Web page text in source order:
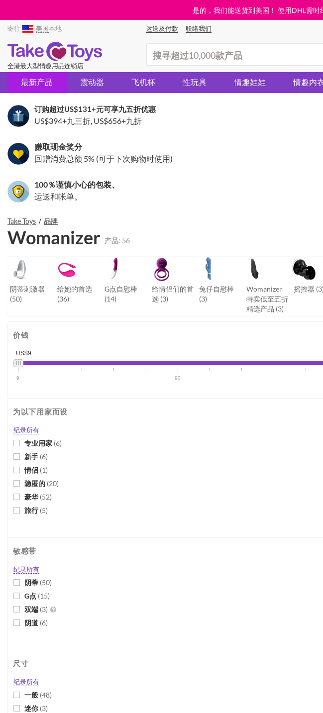
是的，我们能送货到美国！ 使用DHL需
寄往 美国本地 运送及付款 联络我们
全港最大型情趣用品连锁店
最新产品 震动器 飞机杯 性玩具 情趣娃娃 情趣内
订购超过US$131+元可享九五折优惠
US$394+九三折, US$656+九折
赚取现金奖分
回赠消费总额 5% (可于下次购物时使用)
100％谨慎小心的包装、
运送和帐单。
Take Toys 品牌
Womanizer 产品: 56
阴蒂刺激器
(50)
给她的首选
(36)
G点自慰棒
(14)
给情侣们的首
选 (3)
兔仔自慰棒
(3)
Womanizer
特卖低至五折
精选产品 (3)
摇控器
价钱
US$9
9 90
为以下用家而设
纪录所有
专业用家 (6)
新手 (6)
情侣 (1)
隐匿的 (20)
豪华(52)
旅行(5)
敏感带
纪录所有
阴蒂 (50)
G点 (15)
双端 (3)
阴道 (6)
尺寸
纪录所有
一般 (48)
迷你(3)